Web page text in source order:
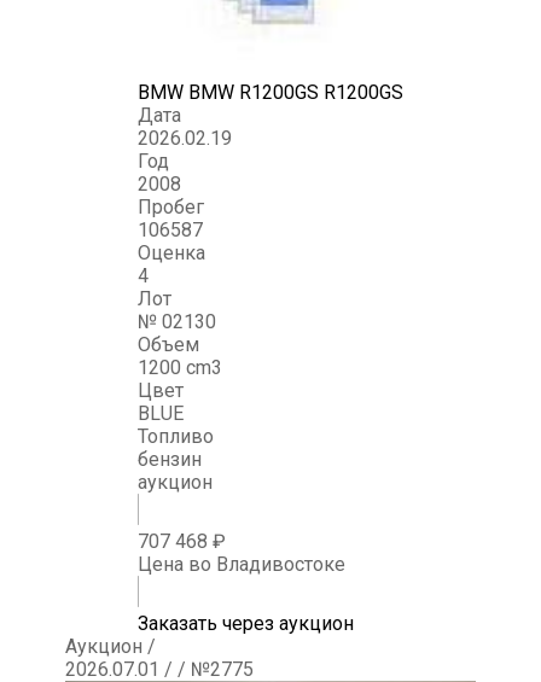
BMW BMW R1200GS R1200GS
Дата
2026.02.19
Год
2008
Пробег
106587
Оценка
4
Лот
№ 02130
Объем
1200 cm3
Цвет
BLUE
Топливо
бензин
аукцион
707 468 ₽
Цена во Владивостоке
Заказать через аукцион
Аукцион /
2026.07.01 / / №2775